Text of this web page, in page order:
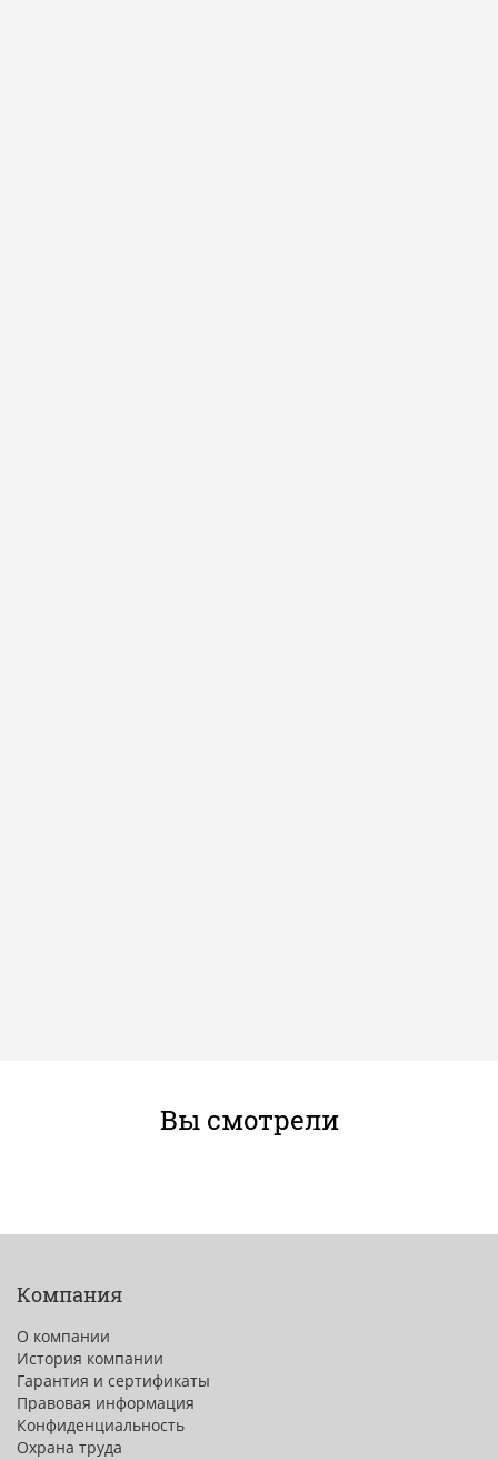
Вы смотрели
Компания
О компании
История компании
Гарантия и сертификаты
Правовая информация
Конфиденциальность
Охрана труда